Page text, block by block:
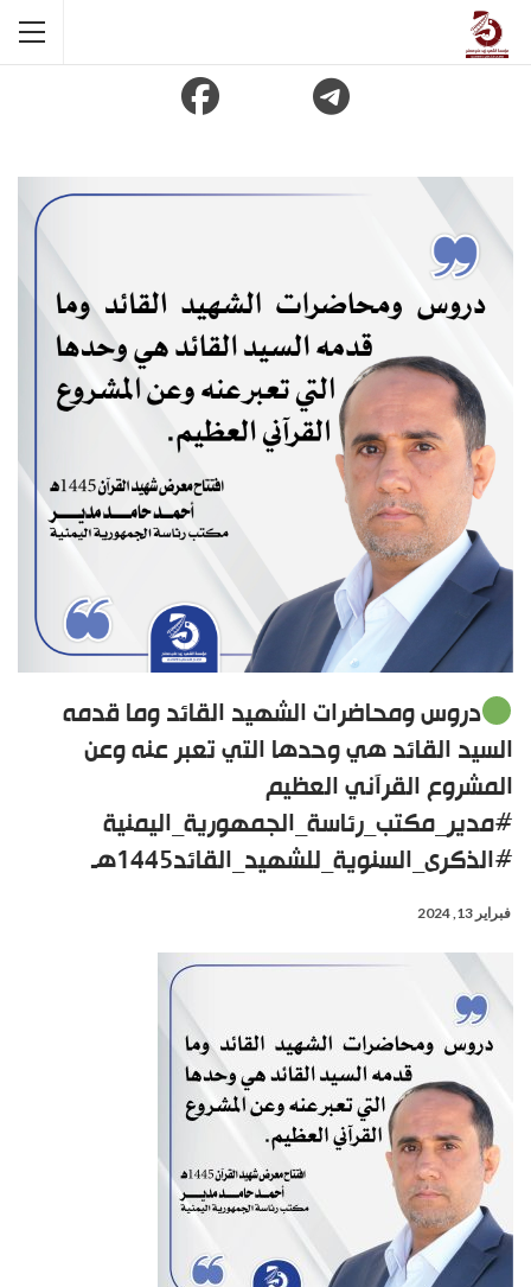
دروس ومحاضرات الشهيد القائد وما قدمه
السيد القائد هي وحدها التي تعبر عنه وعن
المشروع القرآني العظيم
#مدير_مكتب_رئاسة_الجمهورية_اليمنية
#الذكرى_السنوية_للشهيد_القائد1445هـ
فبراير 13, 2024